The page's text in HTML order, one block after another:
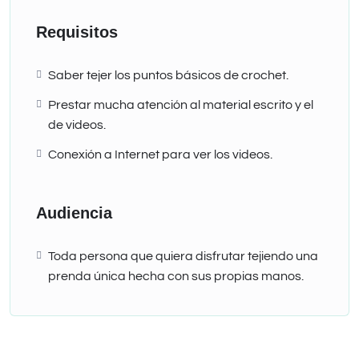
Requisitos
Saber tejer los puntos básicos de crochet.
Prestar mucha atención al material escrito y el
de videos.
Conexión a Internet para ver los videos.
Audiencia
Toda persona que quiera disfrutar tejiendo una
prenda única hecha con sus propias manos.